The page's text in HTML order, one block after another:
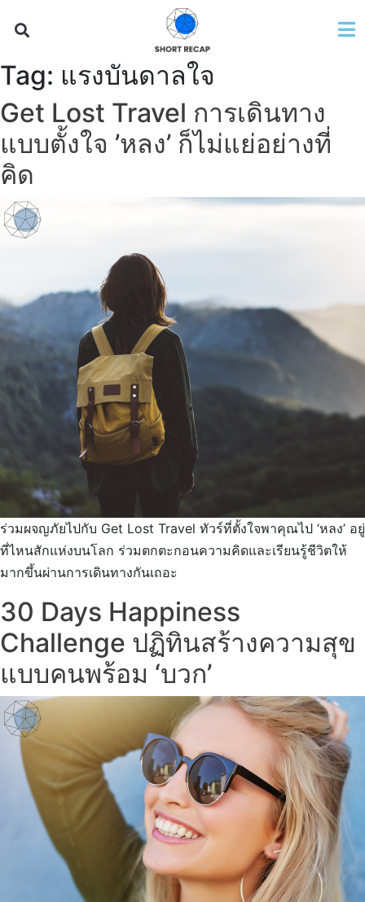
Tag: แรงบันดาลใจ
Get Lost Travel การเดินทาง
แบบตั้งใจ ’หลง’ ก็ไม่แย่อย่างที่
คิด
ร่วมผจญภัยไปกับ Get Lost Travel ทัวร์ที่ตั้งใจพาคุณไป ‘หลง’ อยู่
ที่ไหนสักแห่งบนโลก ร่วมตกตะกอนความคิดและเรียนรู้ชีวิตให้
มากขึ้นผ่านการเดินทางกันเถอะ
30 Days Happiness
Challenge ปฏิทินสร้างความสุข
แบบคนพร้อม ‘บวก’